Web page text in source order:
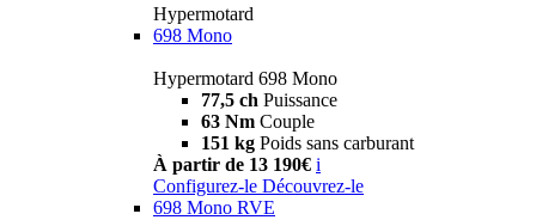
Hypermotard
698 Mono
Hypermotard 698 Mono
77,5 ch Puissance
63 Nm Couple
151 kg Poids sans carburant
À partir de 13 190€ i
Configurez-le Découvrez-le
698 Mono RVE